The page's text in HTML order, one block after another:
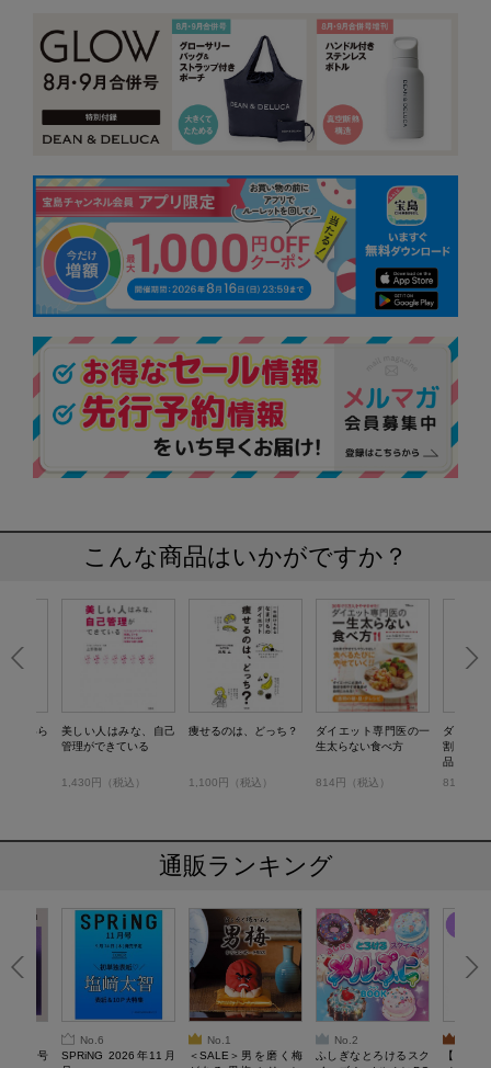
こんな商品はいかがですか？
医者いら
美しい人はみな、自己
管理ができている
1,430円（税込）
痩せるのは、どっち？
1,100円（税込）
ダイエット専門医の一
生太らない食べ方
814円（税込）
ダイエ
割！ 食
品ランキ
814円（
通販ランキング
10月号
No.6
SPRiNG 2026年11月
No.1
＜SALE＞男を磨く梅
No.2
ふしぎなとろけるスク
【